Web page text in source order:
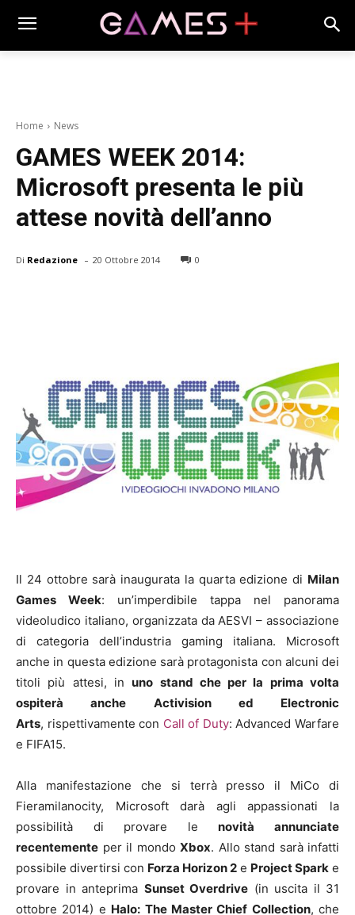
Home News
GAMES WEEK 2014:
Microsoft presenta le più
attese novità dell’anno
Di Redazione - 20 Ottobre 2014 0
Il 24 ottobre sarà inaugurata la quarta edizione di Milan
Games Week: un’imperdibile tappa nel panorama
videoludico italiano, organizzata da AESVI – associazione
di categoria dell’industria gaming italiana. Microsoft
anche in questa edizione sarà protagonista con alcuni dei
titoli più attesi, inuno stand che per la prima volta
ospiterà anche Activision ed Electronic
Arts, rispettivamente con Call of Duty: Advanced Warfare
e FIFA15.
Alla manifestazione che si terrà presso il MiCo di
Fieramilanocity, Microsoft darà agli appassionati la
possibilità di provare lenovità annunciate
recentemente per il mondo Xbox. Allo stand sarà infatti
possibile divertirsi con Forza Horizon 2 e Project Spark e
provare in anteprima Sunset Overdrive (in uscita il 31
ottobre 2014) e Halo: The Master Chief Collection, che